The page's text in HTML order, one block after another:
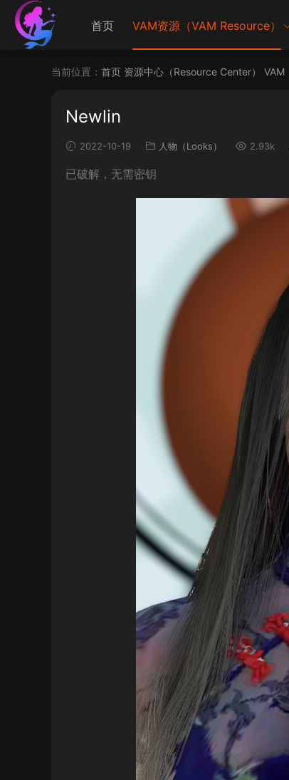
首页 VAM资源（VAM Resource）
当前位置： 首页 资源中心（Resource Center） VAM
Newlin
2022-10-19 人物（Looks） 2.93k
已破解，无需密钥